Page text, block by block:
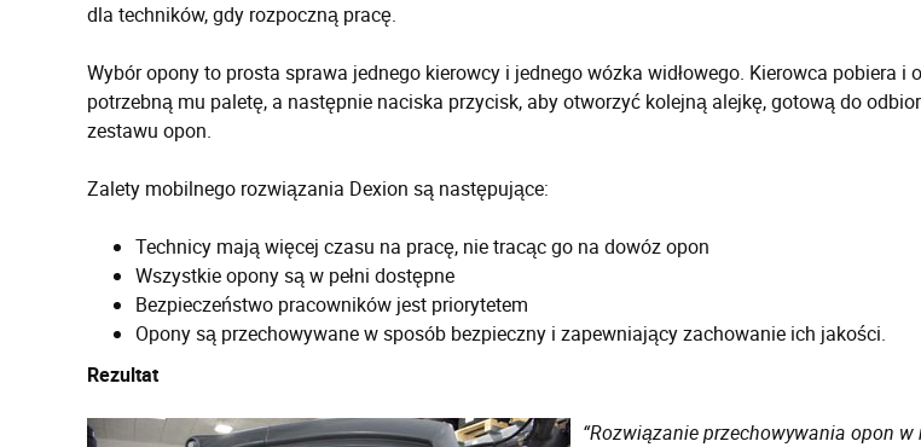
dla techników, gdy rozpoczną pracę.
Wybór opony to prosta sprawa jednego kierowcy i jednego wózka widłowego. Kierowca pobiera i
potrzebną mu paletę, a następnie naciska przycisk, aby otworzyć kolejną alejkę, gotową do
zestawu opon.
Zalety mobilnego rozwiązania Dexion są następujące:
Technicy mają więcej czasu na pracę, nie tracąc go na dowóz opon
Wszystkie opony są w pełni dostępne
Bezpieczeństwo pracowników jest priorytetem
Opony są przechowywane w sposób bezpieczny i zapewniający zachowanie ich jakości.
Rezultat
“Rozwiązanie przechowywania opon